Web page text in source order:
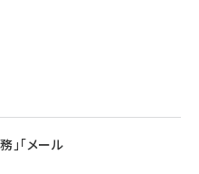
」「メール